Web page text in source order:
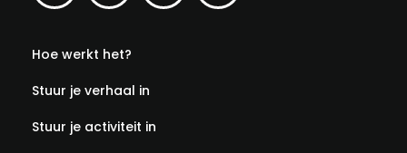
Hoe werkt het?
Stuur je verhaal in
Stuur je activiteit in